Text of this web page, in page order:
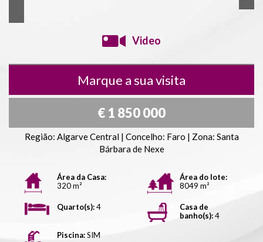
Video
Marque a sua visita
€ 1 850 000
Região: Algarve Central | Concelho: Faro | Zona: Santa
Bárbara de Nexe
Área da Casa:
320 m²
Área do lote:
8049 m²
Quarto(s):4
Casa de
banho(s):4
Piscina:SIM